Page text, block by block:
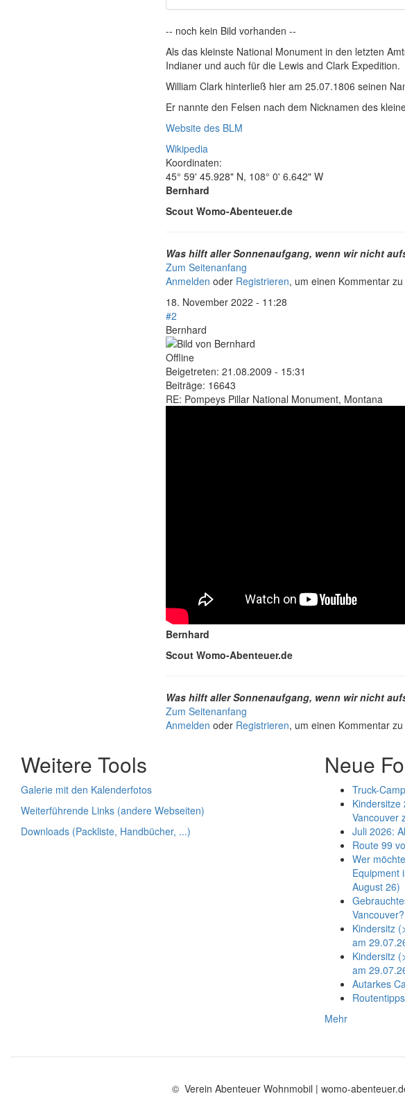
-- noch kein Bild vorhanden --
Als das kleinste National Monument in den letzten
Indianer und auch für die Lewis and Clark Expedition.
William Clark hinterließ hier am 25.07.1806 seinen
Er nannte den Felsen nach dem Nicknamen des
Website des BLM
Wikipedia
Koordinaten:
45° 59' 45.928" N, 108° 0' 6.642" W
Bernhard
Scout Womo-Abenteuer.de
Was hilft aller Sonnenaufgang, wenn wir nicht
Zum Seitenanfang
Anmelden oder Registrieren, um einen Kommentar
18. November 2022 - 11:28
#2
Bernhard
Offline
Beigetreten: 21.08.2009 - 15:31
Beiträge: 16643
RE: Pompeys Pillar National Monument, Montana
Bernhard
Scout Womo-Abenteuer.de
Was hilft aller Sonnenaufgang, wenn wir nicht
Zum Seitenanfang
Anmelden oder Registrieren, um einen Kommentar
Weitere Tools
Galerie mit den Kalenderfotos
Weiterführende Links (andere Webseiten)
Downloads (Packliste, Handbücher, ...)
Neue
Truck-
Vancouver
Juli 2026:
Route 99
Wer
Equipment
August 26)
Kindersitz
am
Kindersitz
am
Autarkes
Mehr
© Verein Abenteuer Wohnmobil | womo-